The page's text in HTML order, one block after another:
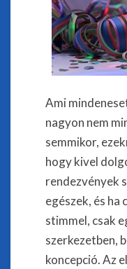
Ami
nagyon nem
semmikor,
hogy kivel
rendezvények
egészek, és ha
stimmel, csak
szerkezetben,
koncepció. Az